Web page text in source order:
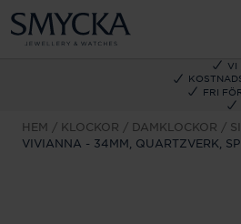
VI
FRI
HEM KLOCKOR DAMKLOCKOR
VIVIANNA - 34MM, QUARTZVERK,